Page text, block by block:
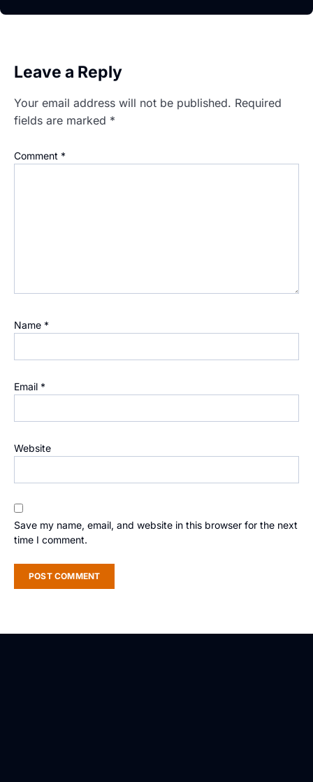
Leave a Reply
Your email address will not be published. Required
fields are marked *
Comment *
Name *
Email *
Website
Save my name, email, and website in this browser for the next
time I comment.